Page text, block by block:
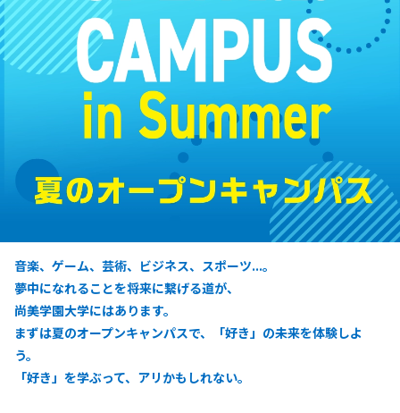
音楽、ゲーム、芸術、ビジネス、スポーツ...。
夢中になれることを将来に繋げる道が、
尚美学園大学にはあります。
まずは夏のオープンキャンパスで、「好き」の未来を体験しよ
う。
「好き」を学ぶって、アリかもしれない。